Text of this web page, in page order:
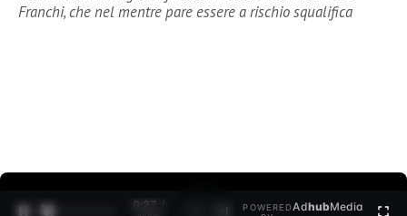
Franchi, che nel mentre pare essere a rischio squalifica
0:28 /
POWEREDAdhubMedia